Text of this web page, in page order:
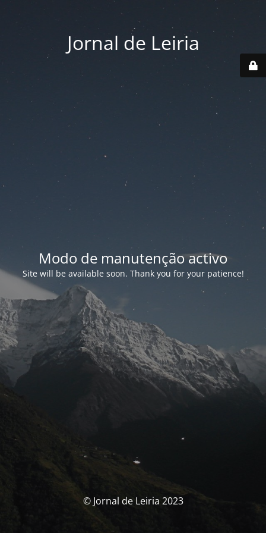
Jornal de Leiria
Modo de manutenção activo
Site will be available soon. Thank you for your patience!
© Jornal de Leiria 2023